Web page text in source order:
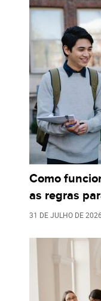
Como
as regras
31 DE JULHO DE 2026